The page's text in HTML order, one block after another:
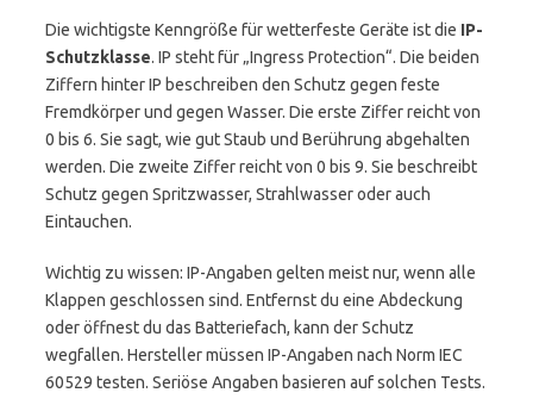
Die wichtigste Kenngröße für wetterfeste Geräte ist die IP-
Schutzklasse. IP steht für „Ingress Protection“. Die beiden
Ziffern hinter IP beschreiben den Schutz gegen feste
Fremdkörper und gegen Wasser. Die erste Ziffer reicht von
0 bis 6. Sie sagt, wie gut Staub und Berührung abgehalten
werden. Die zweite Ziffer reicht von 0 bis 9. Sie beschreibt
Schutz gegen Spritzwasser, Strahlwasser oder auch
Eintauchen.
Wichtig zu wissen: IP-Angaben gelten meist nur, wenn alle
Klappen geschlossen sind. Entfernst du eine Abdeckung
oder öffnest du das Batteriefach, kann der Schutz
wegfallen. Hersteller müssen IP-Angaben nach Norm IEC
60529 testen. Seriöse Angaben basieren auf solchen Tests.